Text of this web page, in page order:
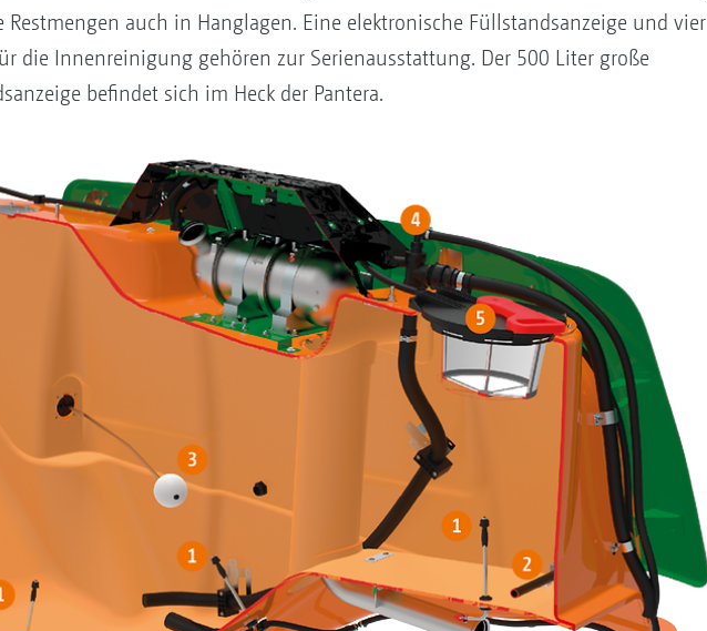
Restmengen auch in Hanglagen. Eine elektronische Füllstandsanzeige und vier
die Innenreinigung gehören zur Serienausstattung. Der 500 Liter große
befindet sich im Heck der Pantera.